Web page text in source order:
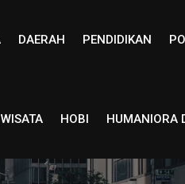
DAERAH PENDIDIKAN
WISATA HOBI HUMANIORA